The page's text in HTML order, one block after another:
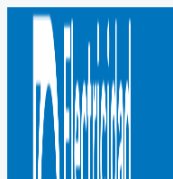
contenido